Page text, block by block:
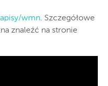
wmn. Szczegółowe
znaleźć na stronie